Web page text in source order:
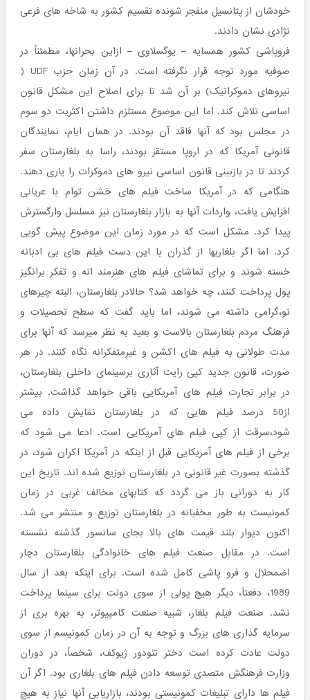
خودشان از پتانسیل منفجر شونده تقسیم کشور به شاخه های فرعی
نژادی نشان دادند.
فروپاشی کشور همسایه – یوگسلاوی – ازاین بحرانها، مطمئناً در
صوفیه مورد توجه قرار نگرفته است. در آن زمان حزب UDF (
نیروهای دموکراتیک) بر آن شد تا برای اصلاح این مشکل قانون
اساسی تلاش کند. اما این موضوع مستلزم داشتن اکثریت دو سوم
در مجلس بود که آنها فاقد آن بودند. در همان ایام، نمایندگان
قانونی آمریکا که در اروپا مستقر بودند، راسا به بلغارستان سفر
کردند تا در بازبینی قانون اساسی نیرو های دموکرات را یاری دهند.
هنگامی که در آمریکا ساخت فیلم های خشن توام با عریانی
افزایش یافت، واردات آنها به بازار بلغارستان نیز مسلسل وارگسترش
پیدا کرد. مشکل است که در مورد زمان این موضوع پیش گویی
کرد. اما اگر بلغاریها از گذران با این دست فیلم های بی ادبانه
خسته شوند و برای تماشای فیلم های هنرمند انه و تفکر برانگیز
پول پرداخت کنند، چه خواهد شد؟ حالادر بلغارستان، البته چیزهای
نو،گرامی داشته می شوند، اما باید گفت که سطح تحصیلات و
فرهنگ مردم بلغارستان بالاست و بعید به نظر میرسد که آنها برای
مدت طولانی به فیلم های اکشن و غیرمتفکرانه نگاه کنند. در هر
صورت، قانون جدید کپی رایت آثاری برسینمای داخلی بلغارستان،
در برابر تجارت فیلم های آمریکایی باقی خواهد گذاشت. بیشتر
از50 درصد فیلم هایی که در بلغارستان نمایش داده می
شود،سرقت از کپی فیلم های آمریکایی است. ادعا می شود که
برخی از فیلم های آمریکایی قبل از اینکه در آمریکا اکران شود، در
گذشته بصورت غیر قانونی در بلغارستان توزیع شده اند. تاریخ این
کار به دورانی باز می گردد که کتابهای مخالف غربی در زمان
کمونیست به طور مخفیانه در بلغارستان توزیع و منتشر می شد.
اکنون دیوار بلند قیمت های بالا بجای سانسور گذشته نشسته
است. در مقابل صنعت فیلم های خانوادگی بلغارستان دچار
اضمحلال و فرو پاشی کامل شده است. برای اینکه بعد از سال
1989، دفعتاً، دیگر هیچ پولی از سوی دولت برای سینما پرداخت
نشد. صنعت فیلم بلغار، شبیه صنعت کامپیوتر، به بهره بری از
سرمایه گذاری های بزرگ و توجه به آن در زمان کمونیسم از سوی
دولت عادت کرده است دختر تئودور ژیوکف، شخصاً، در دوران
وزارت فرهنگش متصدی توسعه دادن فیلم های بلغاری بود. اگر آن
فیلم ها دارای تبلیغات کمونیستی بودند، بازاریابی آنها نیاز به هیچ